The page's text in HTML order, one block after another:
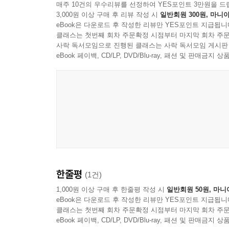
매주 10건의 우수리뷰를 선정하여 YES포인트 3만원을 드
3,000원 이상 구매 후 리뷰 작성 시 일반회원 300원, 마니
eBook은 다운로드 후 작성한 리뷰만 YES포인트 지급됩니
클래스는 첫번째 회차 주문확정 시점부터 마지막 회차 주
사락 독서모임으로 진행된 클래스는 사락 독서모임 게시
eBook 페이백, CD/LP, DVD/Blu-ray, 패션 및 판매금지 상
한줄평 (1건)
1,000원 이상 구매 후 한줄평 작성 시 일반회원 50원, 마니
eBook은 다운로드 후 작성한 리뷰만 YES포인트 지급됩니
클래스는 첫번째 회차 주문확정 시점부터 마지막 회차 주
eBook 페이백, CD/LP, DVD/Blu-ray, 패션 및 판매금지 상